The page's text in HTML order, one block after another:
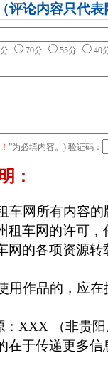
评论内容只代
70分 55分 40
！ ”为必填内容。) 验证码：
：
车网所有内容
租车网的许可
网的各项资源
用作品的，应
：XXX （非贵
在于传递更多